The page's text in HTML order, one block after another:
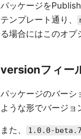
パッケージを
テンプレート通り、
る場合にはこのオプ
versionフィー
パッケージのバーシ
ような形でバージョ
また、 1.0.0-beta.7